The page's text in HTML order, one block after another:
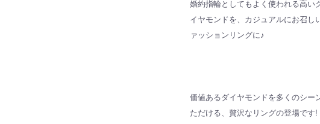
婚約指輪としてもよく使われる高い
イヤモンドを、カジュアルにお召し
ァッションリングに♪
価値あるダイヤモンドを多くのシー
ただける、贅沢なリングの登場です!